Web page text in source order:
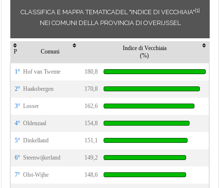
CLASSIFICA E MAPPA TEMATICADEL "INDICE DI VECCHIAIA"[1]
NEI COMUNI DELLA PROVINCIA DI OVERIJSSEL
P Comuni
Indice di Vecchiaia
(%)
1° Hof van Twente 180,8
2° Haaksbergen 170,8
3° Losser 162,6
4° Oldenzaal 154,8
5° Dinkelland 151,1
6° Steenwijkerland 149,2
7° Olst-Wijhe 148,6